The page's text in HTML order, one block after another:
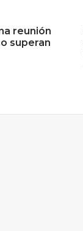
reunión
superan